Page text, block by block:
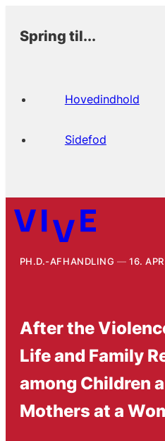
Spring til...
Hovedindhold
Sidefod
PH.D.-AFHANDLING 16.
After the
Life and Family
among Children
Mothers at a